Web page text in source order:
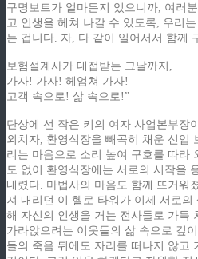
구명보트가 얼마든지 있으니까, 여러
고 인생을 헤쳐 나갈 수 있도록, 우리
는 겁니다. 자, 다 같이 일어서서 함께
보험설계사가 대접받는 그날까지,
가자! 가자! 헤엄쳐 가자!
고객 속으로! 삶 속으로!”
단상에 선 작은 키의 여자 사업본부장
외치자, 환영식장을 빼곡히 채운 신입
리는 마음으로 소리 높여 구호를 따라
도 없이 환영식장에는 서로의 시작을
내렸다. 마법사의 마음도 함께 뜨거워
져 내리던 이 헬로 타워가 이제 서로의
해 자신의 인생을 거는 전사들로 가득
가라앉으려는 이웃들의 삶 속으로 깊
들의 죽음 뒤에도 자리를 떠나지 않고